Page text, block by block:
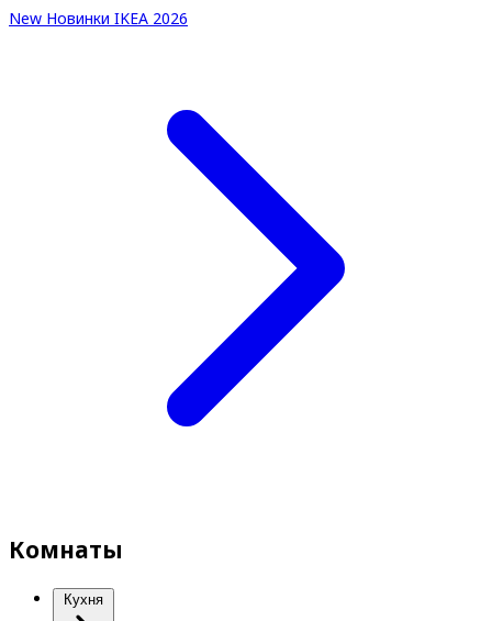
New Новинки IKEA 2026
Комнаты
Кухня